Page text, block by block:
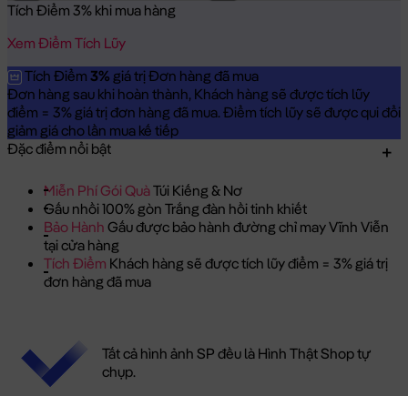
Tích Điểm 3% khi mua hàng
Xem Điểm Tích Lũy
Tích Điểm 3% giá trị Đơn hàng đã mua
Đơn hàng sau khi hoàn thành, Khách hàng sẽ được tích lũy
điểm = 3% giá trị đơn hàng đã mua. Điểm tích lũy sẽ được qui đổi
giảm giá cho lần mua kế tiếp
Đặc điểm nổi bật
Miễn Phí Gói QuàTúi Kiếng & Nơ
Gấu nhồi 100% gòn Trắng đàn hồi tinh khiết
Bảo Hành Gấu được bảo hành đường chỉ may Vĩnh Viễn
tại cửa hàng
Tích Điểm Khách hàng sẽ được tích lũy điểm = 3% giá trị
đơn hàng đã mua
Tất cả hình ảnh SP đều là Hình Thật Shop tự
chụp.